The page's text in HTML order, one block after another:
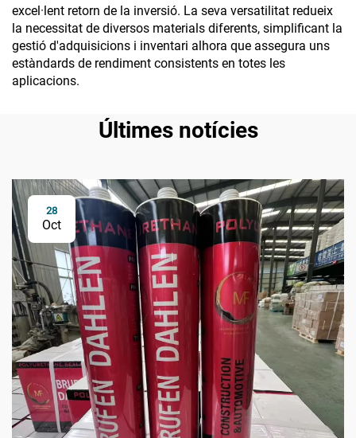
excel·lent retorn de la inversió. La seva versatilitat redueix
la necessitat de diversos materials diferents, simplificant la
gestió d'adquisicions i inventari alhora que assegura uns
estàndards de rendiment consistents en totes les
aplicacions.
Últimes notícies
28
Oct